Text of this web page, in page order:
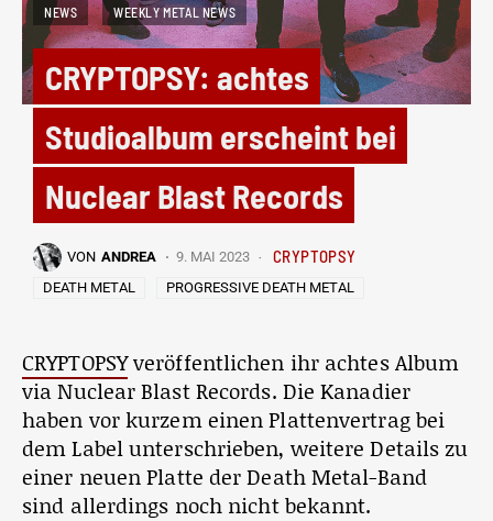
NEWS WEEKLY METAL NEWS
CRYPTOPSY: achtes
Studioalbum erscheint bei
Nuclear Blast Records
VON ANDREA 9. MAI 2023 CRYPTOPSY
DEATH METAL PROGRESSIVE DEATH METAL
CRYPTOPSYveröffentlichen ihr achtes Album
via Nuclear Blast Records. Die Kanadier
haben vor kurzem einen Plattenvertrag bei
dem Label unterschrieben, weitere Details zu
einer neuen Platte der Death Metal-Band
sind allerdings noch nicht bekannt.